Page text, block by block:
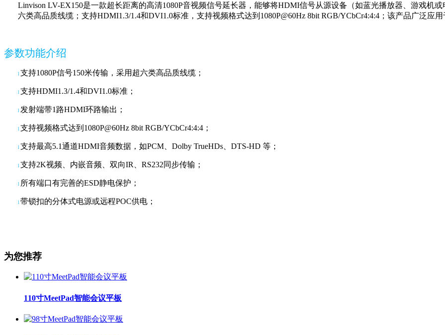
Linvison LV-EX150是一款超长距离的高清1080P音视频信号延长器，能够将HDMI信号从源设备（如蓝光播放器、游戏机
六类高品质线缆；支持HDMI1.3/1.4和DVI1.0标准，支持视频格式达到1080P@60Hz 8bit RGB/YCbCr4:4:4；该产品广泛应
参数功能介绍
l 支持1080P信号150米传输，采用超六类高品质线缆；
l 支持HDMI1.3/1.4和DVI1.0标准；
l 发射端带1路HDMI环路输出；
l 支持视频格式达到 1080P@60Hz 8bit RGB/YCbCr4:4:4；
l 支持最高5.1通道HDMI音频数据，如PCM、Dolby TrueHDs、DTS-HD 等；
l 支持2K视频、内嵌音频、双向IR、RS232同步传输；
l 所有端口有完善的ESD静电保护；
l 带锁扣的分体式电源或远程POC供电；
为您推荐
110寸MeetPad智能会议平板